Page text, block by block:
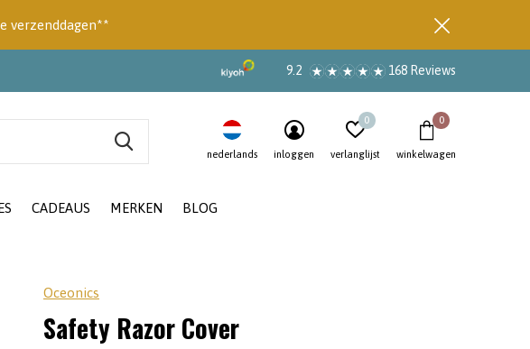
CADEAUS MERKEN BLOG
nederlands inloggen verlanglijst
0
winkelwagen
0
9.2 168 Reviews
verzenddagen**
Oceonics
Safety Razor Cover